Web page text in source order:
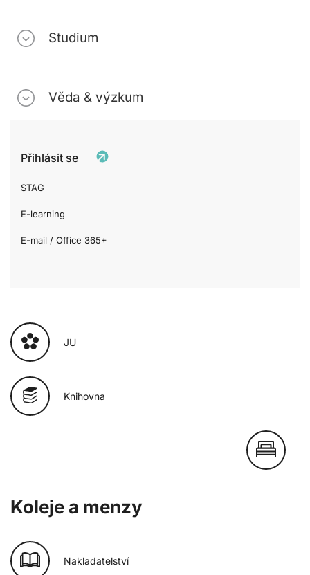
Studium
Věda & výzkum
Přihlásit se
STAG
E-learning
E-mail / Office 365+
JU
Knihovna
Koleje a menzy
Nakladatelství